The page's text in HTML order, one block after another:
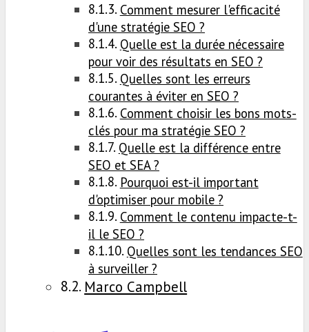
Comment mesurer l'efficacité
d'une stratégie SEO ?
Quelle est la durée nécessaire
pour voir des résultats en SEO ?
Quelles sont les erreurs
courantes à éviter en SEO ?
Comment choisir les bons mots-
clés pour ma stratégie SEO ?
Quelle est la différence entre
SEO et SEA ?
Pourquoi est-il important
d'optimiser pour mobile ?
Comment le contenu impacte-t-
il le SEO ?
Quelles sont les tendances SEO
à surveiller ?
Marco Campbell